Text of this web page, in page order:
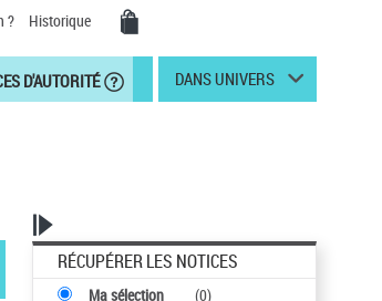
? Historique
D'AUTORITÉ DANS UNIVERS
RÉCUPÉRER LES NOTICES
Ma sélection (0)